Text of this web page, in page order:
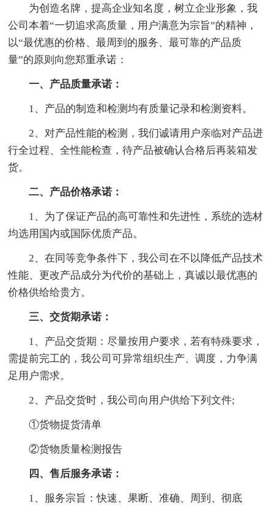
为创造名牌，提高企业知名度，树立企业形象，我
公司本着“一切追求高质量，用户满意为宗旨”的精神，
以“最优惠的价格、最周到的服务、最可靠的产品质
量”的原则向您郑重承诺：
一、产品质量承诺：
1、产品的制造和检测均有质量记录和检测资料。
2、对产品性能的检测，我们诚请用户亲临对产品进
行全过程、全性能检查，待产品被确认合格后再装箱发
货。
二、产品价格承诺：
1、为了保证产品的高可靠性和先进性，系统的选材
均选用国内或国际优质产品。
2、在同等竞争条件下，我公司在不以降低产品技术
性能、更改产品成分为代价的基础上，真诚以最优惠的
价格供给给贵方。
三、交货期承诺：
1、产品交货期：尽量按用户要求，若有特殊要求，
需提前完工的，我公司可异常组织生产、调度，力争满
足用户需求。
2、产品交货时，我公司向用户供给下列文件;
①货物提货清单
②货物质量检测报告
四、售后服务承诺：
1、服务宗旨：快速、果断、准确、周到、彻底